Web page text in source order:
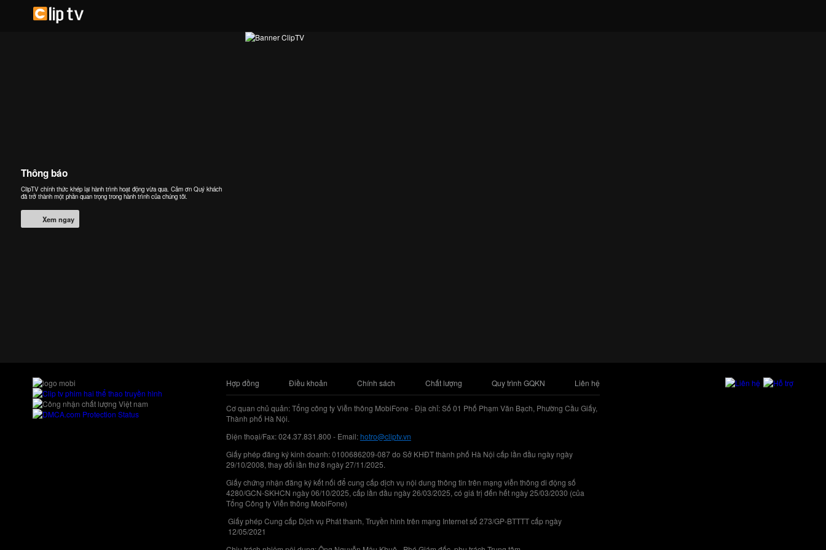
Thông báo
ClipTV chính thức khép lại hành trình hoạt động vừa qua. Cảm ơn Quý khách
đã trở thành một phần quan trọng trong hành trình của chúng tôi.
Xem ngay
Hợp đồng Điều khoản Chính sách Chất lượng Quy trình GQKN Liên hệ
Cơ quan chủ quản: Tổng công ty Viễn thông MobiFone - Địa chỉ: Số 01 Phố Phạm Văn Bạch, Phường Cầu Giấy,
Thành phố Hà Nội.
Điện thoại/Fax: 024.37.831.800 - Email:hotro@cliptv.vn
Giấy phép đăng ký kinh doanh: 0100686209-087 do Sở KHĐT thành phố Hà Nội cấp lần đầu ngày ngày
29/10/2008, thay đổi lần thứ 8 ngày 27/11/2025.
Giấy chứng nhận đăng ký kết nối để cung cấp dịch vụ nội dung thông tin trên mạng viễn thông di động số
4280/GCN-SKHCN ngày 06/10/2025, cấp lần đầu ngày 26/03/2025, có giá trị đến hết ngày 25/03/2030 (của
Tổng Công ty Viễn thông MobiFone)
Giấy phép Cung cấp Dịch vụ Phát thanh, Truyền hình trên mạng Internet số 273/GP-BTTTT cấp ngày
12/05/2021